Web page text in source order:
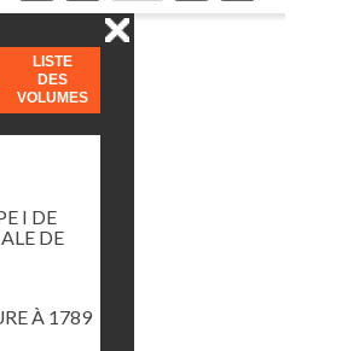
LISTE
DES
VOLUMES
I DE
DE
À 1789